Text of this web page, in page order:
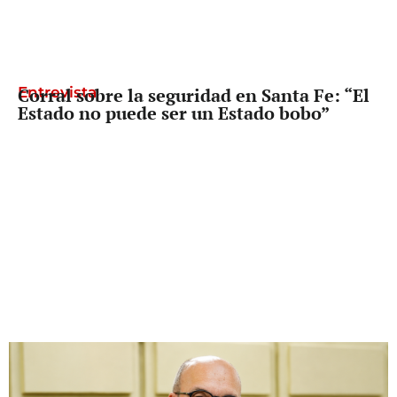
Entrevista
Corral sobre la seguridad en Santa Fe: “El
Estado no puede ser un Estado bobo”